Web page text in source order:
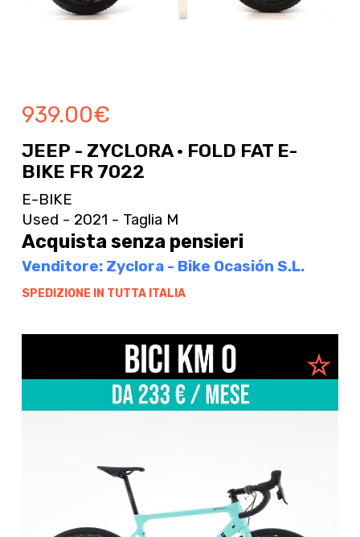
939.00€
JEEP - ZYCLORA · FOLD FAT E-
BIKE FR 7022
E-BIKE
Used - 2021 - Taglia M
Acquista senza pensieri
Venditore: Zyclora - Bike Ocasión S.L.
SPEDIZIONE IN TUTTA ITALIA